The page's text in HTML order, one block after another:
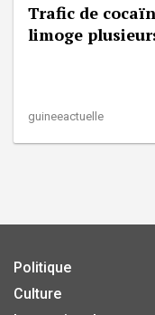
Trafic de
limoge
guineeactuelle
Politique
Culture